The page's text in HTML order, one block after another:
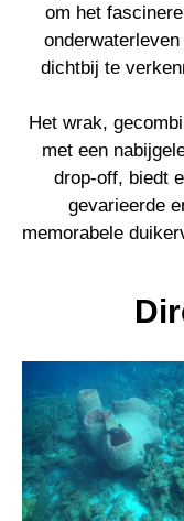
om het
onderwaterleven
dichtbij te
Het wrak,
met een
drop-off, biedt
gevarieerde
memorabele